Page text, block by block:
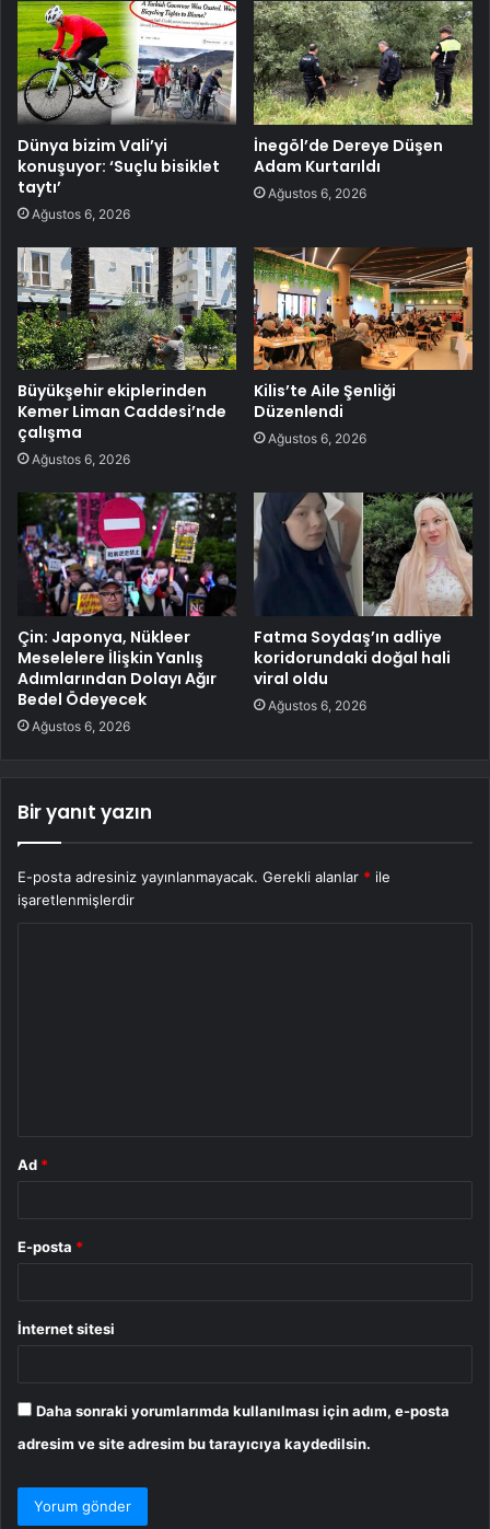
Dünya bizim Vali’yi
konuşuyor: ‘Suçlu bisiklet
taytı’
Ağustos 6, 2026
İnegöl’de Dereye Düşen
Adam Kurtarıldı
Ağustos 6, 2026
Büyükşehir ekiplerinden
Kemer Liman Caddesi’nde
çalışma
Ağustos 6, 2026
Kilis’te Aile Şenliği
Düzenlendi
Ağustos 6, 2026
Çin: Japonya, Nükleer
Meselelere İlişkin Yanlış
Adımlarından Dolayı Ağır
Bedel Ödeyecek
Ağustos 6, 2026
Fatma Soydaş’ın adliye
koridorundaki doğal hali
viral oldu
Ağustos 6, 2026
Bir yanıt yazın
E-posta adresiniz yayınlanmayacak. Gerekli alanlar * ile
işaretlenmişlerdir
Ad *
E-posta *
İnternet sitesi
Daha sonraki yorumlarımda kullanılması için adım, e-posta
adresim ve site adresim bu tarayıcıya kaydedilsin.